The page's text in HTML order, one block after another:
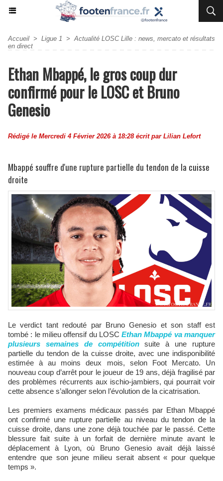
Accueil > Ligue 1 > Actualité LOSC Lille : news, mercato et résultats
en direct
Ethan Mbappé, le gros coup dur
confirmé pour le LOSC et Bruno
Genesio
Rédigé le Mercredi 4 Février 2026 à 18:28 écrit par Lilian Lefort
Mbappé souffre d'une rupture partielle du tendon de la cuisse
droite
Le verdict tant redouté par Bruno Genesio et son staff est
tombé : le milieu offensif du LOSCEthan Mbappé va manquer
plusieurs semaines de compétitionsuite à une rupture
partielle du tendon de la cuisse droite, avec une indisponibilité
estimée à au moins deux mois, selon Foot Mercato. Un
nouveau coup d’arrêt pour le joueur de 19 ans, déjà fragilisé par
des problèmes récurrents aux ischio-jambiers, qui pourrait voir
cette absence s’allonger selon l’évolution de la cicatrisation.
Les premiers examens médicaux passés par Ethan Mbappé
ont confirmé une rupture partielle au niveau du tendon de la
cuisse droite, dans une zone déjà touchée par le passé. Cette
blessure fait suite à un forfait de dernière minute avant le
déplacement à Lyon, où Bruno Genesio avait déjà laissé
entendre que son jeune milieu serait absent « pour quelque
temps ».